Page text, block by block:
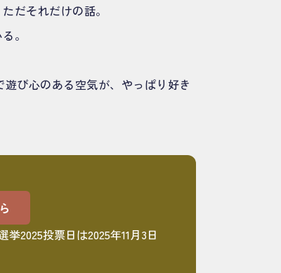
だそれだけの話。
。
び心のある空気が、やっぱり好き
挙2025投票日は2025年11月3日